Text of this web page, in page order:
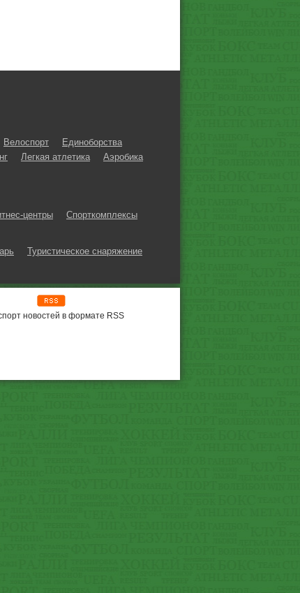
Велоспорт
Единоборства
Легкая атлетика
Аэробика
центры
Спорткомплексы
Туристическое снаряжение
новостей в формате RSS